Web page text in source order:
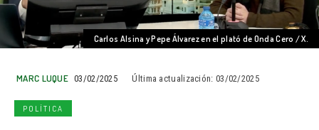
Carlos Alsina y Pepe Álvarez en el plató de Onda Cero / X.
MARC LUQUE 03/02/2025 Última actualización: 03/02/2025
POLÍTICA